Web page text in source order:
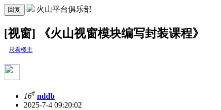
回复 火山平台俱乐部
[视窗] 《火山视窗模块编写封装课程》
只看楼主
16# nddb
2025-7-4 09:20:02